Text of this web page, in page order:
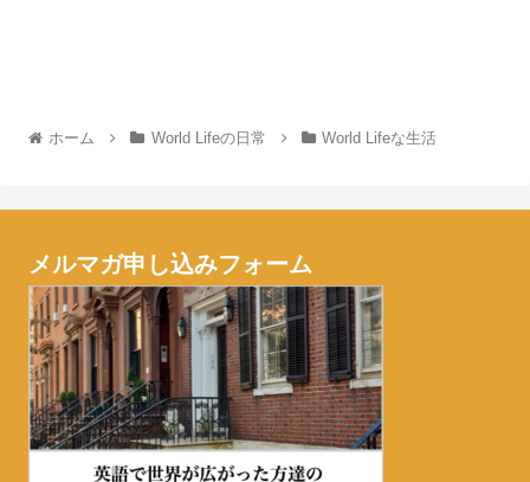
ホーム World Lifeの日常 World Lifeな生活
メルマガ申し込みフォーム